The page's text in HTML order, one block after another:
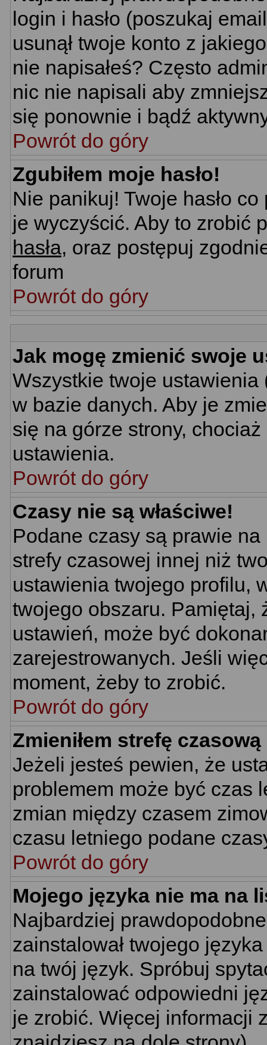
login i hasło (poszukaj
usunął twoje konto z
nie napisałeś? Często
nic nie napisali aby
się ponownie i bądź
Powrót do góry
Zgubiłem moje hasło!
Nie panikuj! Twoje hasło
je wyczyścić. Aby to zrobić
hasła, oraz postępuj
forum
Powrót do góry
Jak mogę zmienić swoje
Wszystkie twoje
w bazie danych. Aby je
się na górze strony,
ustawienia.
Powrót do góry
Czasy nie są właściwe!
Podane czasy są prawie
strefy czasowej innej niż
ustawienia twojego profilu,
twojego obszaru. Pamiętaj,
ustawień, może być
zarejestrowanych. Jeśli
moment, żeby to zrobić.
Powrót do góry
Zmieniłem strefę
Jeżeli jesteś pewien, że
problemem może być czas
zmian między czasem
czasu letniego podane
Powrót do góry
Mojego języka nie ma na
Najbardziej
zainstalował twojego
na twój język. Spróbuj
zainstalować odpowiedni
je zrobić. Więcej informacji